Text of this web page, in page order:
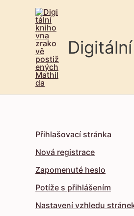
Přihlašovací stránka
Nová registrace
Zapomenuté heslo
Potíže s přihlášením
Nastavení vzhledu